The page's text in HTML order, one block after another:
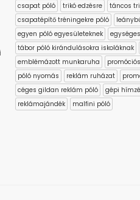
csapat póló
trikó edzésre táncos
csapatépítő tréningekre póló
egyen póló egyesületeknek
tábor póló kirándulásokra iskoláknak
emblémázott munkaruha
póló nyomás
reklám ruházat
céges gildan reklám póló
gépi
reklámajándék
malfini póló